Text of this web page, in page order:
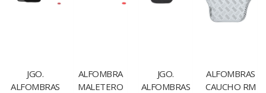
JGO.
ALFOMBRAS
ALFOMBRA
MALETERO
JGO.
ALFOMBRAS
ALFOMBRAS
CAUCHO RM